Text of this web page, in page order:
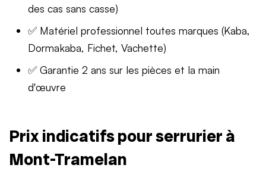
des cas sans casse)
✅ Matériel professionnel toutes marques (Kaba,
Dormakaba, Fichet, Vachette)
✅ Garantie 2 ans sur les pièces et la main
d'œuvre
Prix indicatifs pour serrurier à
Mont-Tramelan